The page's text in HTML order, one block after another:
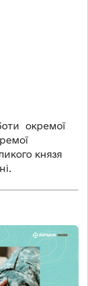
окремої
князя